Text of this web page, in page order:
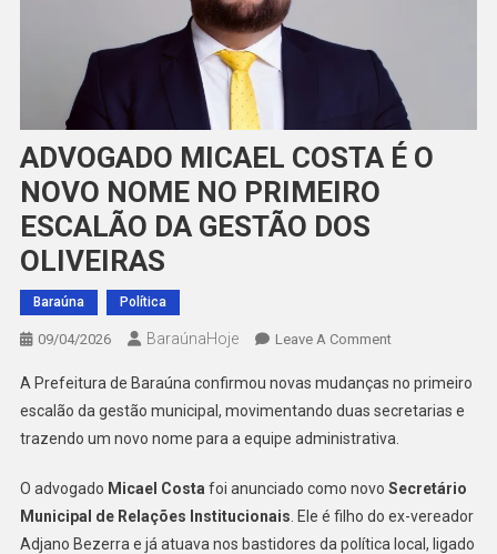
ADVOGADO MICAEL COSTA É O
NOVO NOME NO PRIMEIRO
ESCALÃO DA GESTÃO DOS
OLIVEIRAS
Baraúna Política
09/04/2026 BaraúnaHoje Leave A CommentOn
MICAEL
COSTA
É
NOVO
NOME
NO
A Prefeitura de Baraúna confirmou novas mudanças no primeiro
escalão da gestão municipal, movimentando duas secretarias e
trazendo um novo nome para a equipe administrativa.
O advogado Micael Costa foi anunciado como novo Secretário
Municipal de Relações Institucionais . Ele é filho do ex-vereador
Adjano Bezerra e já atuava nos bastidores da política local, ligado